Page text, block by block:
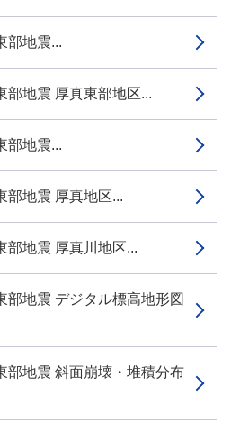
部地震...
部地震 厚真東部地区...
部地震...
部地震 厚真地区...
部地震 厚真川地区...
部地震 デジタル標高地形図
部地震 斜面崩壊・堆積分布